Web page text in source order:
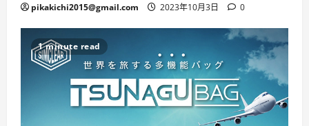
pikakichi2015@gmail.com 2023年10月3日 0
1 minute read